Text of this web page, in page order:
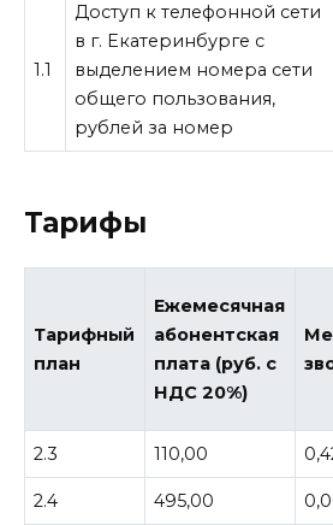
1.1
Доступ к телефонной сети
в г. Екатеринбурге с
выделением номера сети
общего пользования,
рублей за номер
Тарифы
Тарифный
план
Ежемесячная
абонентская
плата (руб. с
НДС 20%)
2.3 110,00
2.4 495,00